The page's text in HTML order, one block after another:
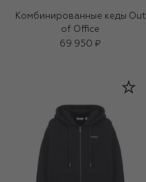
Комбинированные кеды Out
of Office
69 950 ₽